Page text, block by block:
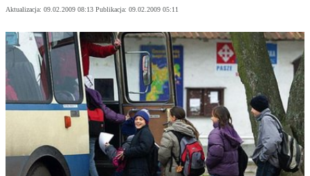
Aktualizacja: 09.02.2009 08:13 Publikacja: 09.02.2009 05:11